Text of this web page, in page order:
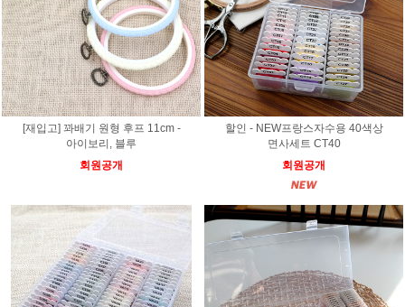
[재입고] 꽈배기 원형 후프 11cm -
아이보리, 블루
회원공개
할인 - NEW프랑스자수용 40색상
면사세트 CT40
회원공개